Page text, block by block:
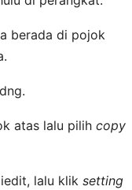
berada di pojok
atas lalu pilih copy
lalu klik setting